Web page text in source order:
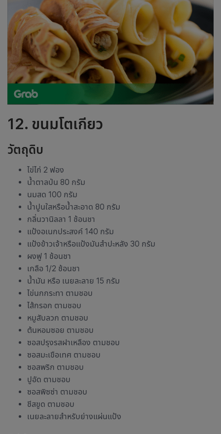
12. ขนมโตเกียว
วัตถุดิบ
ไข่ไก่ 2 ฟอง
น้ำตาลป่น 80 กรัม
นมสด 100 กรัม
น้ำปูนใสหรือน้ำสะอาด 80 กรัม
กลิ่นวานิลลา 1 ช้อนชา
แป้งอเนกประสงค์ 140 กรัม
แป้งข้าวเจ้าหรือแป้งมันสำปะหลัง 30 กรัม
ผงฟู 1 ช้อนชา
เกลือ 1/2 ช้อนชา
น้ำมัน หรือ เนยละลาย 15 กรัม
ไข่นกกระทา ตามชอบ
ไส้กรอก ตามชอบ
หมูสับลวก ตามชอบ
ต้นหอมซอย ตามชอบ
ซอสปรุงรสฝาเหลือง ตามชอบ
ซอสมะเขือเทศ ตามชอบ
ซอสพริก ตามชอบ
ปูอัด ตามชอบ
ซอสพิซซ่า ตามชอบ
ชีสขูด ตามชอบ
เนยละลายสำหรับย่างแผ่นแป้ง